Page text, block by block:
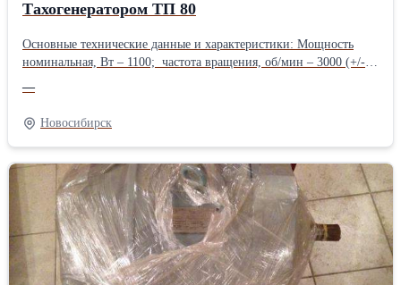
Тахогенератором ТП 80
Основные технические данные и характеристики: Мощность
номинальная, Вт – 1100; частота вращения, об/мин – 3000 (+/-
(+1,5/-1,8); режим работы – S1 (продолжительный); момент
нагрузки, Нм – 3,5 (-0,3); исполнение по способу монтажа –
IM3001; вес электродвигателя – 15,2 кг; режим работы – S1.
Электродвигатель ДПУ240–1100-3-Д41-09 комплектуется
встроенным тахогенератором ТП80-20-0,2 УХЛ4.
—
Новосибирск